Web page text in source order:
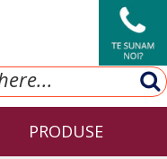
PRODUSE